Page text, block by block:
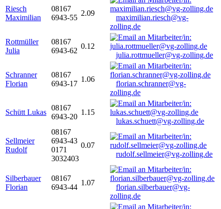
Riesch
Maximilian
08167
6943-55
2.09
maximilian.riesch@vg-
zolling.de
Rottmüller
Julia
08167
6943-62
0.12
julia.rottmueller@vg-zolling.de
Schranner
Florian
08167
6943-17
1.06
florian.schranner@vg-
zolling.de
Schütt Lukas
08167
6943-20
1.15
lukas.schuett@vg-zolling.de
Sellmeier
Rudolf
08167
6943-43
0171
3032403
0.07
rudolf.sellmeier@vg-zolling.de
Silberbauer
Florian
08167
6943-44
1.07
florian.silberbauer@vg-
zolling.de